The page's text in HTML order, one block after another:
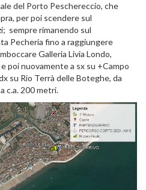
del Porto Peschereccio, che
per poi scendere sul
sempre rimanendo sul
Pecheria fino a raggiungere
Galleria Livia Londo,
poi nuovamente a sx su +Campo
su Rio Terrà delle Boteghe, da
c.a. 200 metri.